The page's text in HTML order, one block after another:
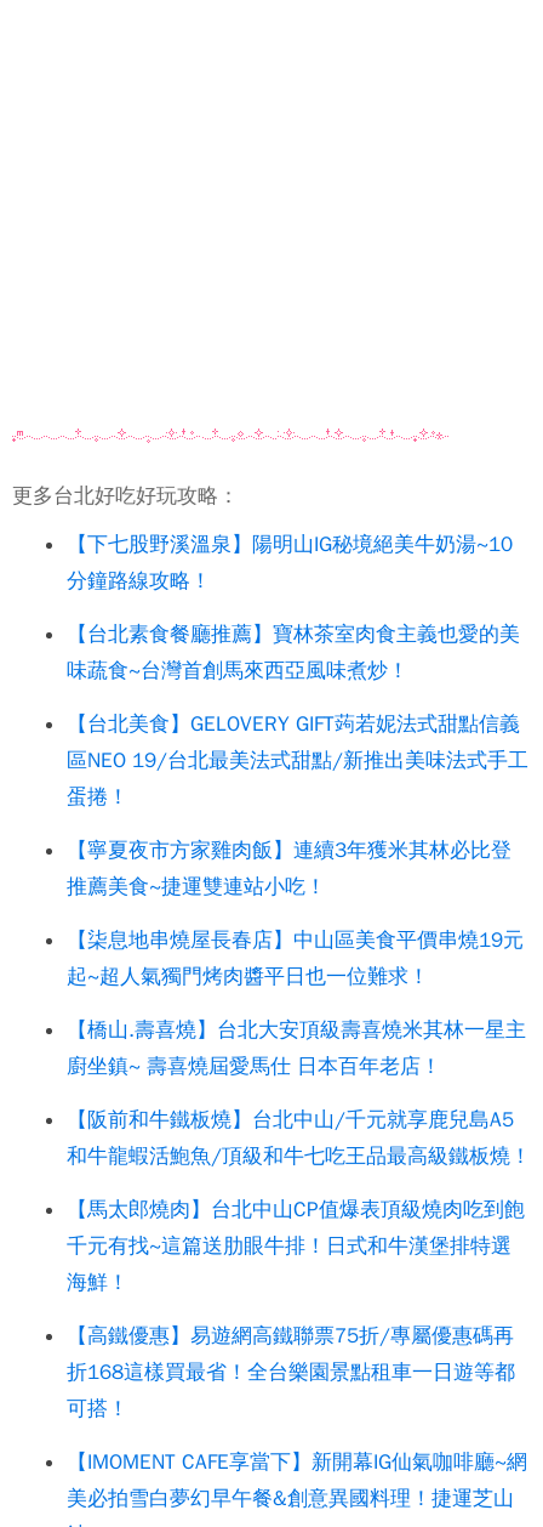
更多台北好吃好玩攻略：
【下七股野溪溫泉】陽明山IG秘境絕美牛奶湯~10
分鐘路線攻略！
【台北素食餐廳推薦】寶林茶室肉食主義也愛的美
味蔬食~台灣首創馬來西亞風味煮炒！
【台北美食】GELOVERY GIFT蒟若妮法式甜點信義
區NEO 19/台北最美法式甜點/新推出美味法式手工
蛋捲！
【寧夏夜市方家雞肉飯】連續3年獲米其林必比登
推薦美食~捷運雙連站小吃！
【柒息地串燒屋長春店】中山區美食平價串燒19元
起~超人氣獨門烤肉醬平日也一位難求！
【橋山.壽喜燒】台北大安頂級壽喜燒米其林一星主
廚坐鎮~ 壽喜燒屆愛馬仕 日本百年老店！
【阪前和牛鐵板燒】台北中山/千元就享鹿兒島A5
和牛龍蝦活鮑魚/頂級和牛七吃王品最高級鐵板燒！
【馬太郎燒肉】台北中山CP值爆表頂級燒肉吃到飽
千元有找~這篇送肋眼牛排！日式和牛漢堡排特選
海鮮！
【高鐵優惠】易遊網高鐵聯票75折/專屬優惠碼再
折168這樣買最省！全台樂園景點租車一日遊等都
可搭！
【IMOMENT CAFE享當下】新開幕IG仙氣咖啡廳~網
美必拍雪白夢幻早午餐&創意異國料理！捷運芝山